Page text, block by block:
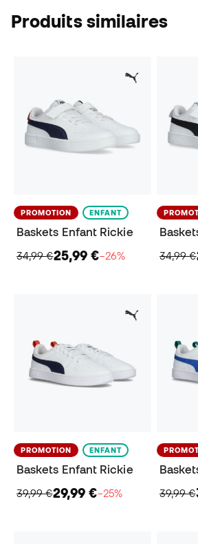
Produits similaires
PROMOTION ENFANT
Baskets Enfant Rickie
34,99 €25,99 €−26%
34,99 €
PROMOTION ENFANT
Baskets Enfant Rickie
39,99 €29,99 €−25%
39,99 €